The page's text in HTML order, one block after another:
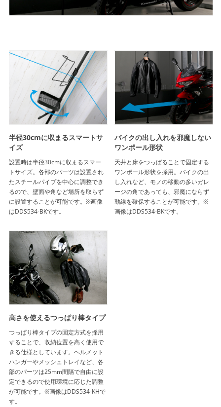
半径30cmに収まるスマートサ
イズ
設置時は半径30cmに収まるスマー
トサイズ。各部のパーツは設置され
たスチールパイプを中心に調整でき
るので、壁面や角など場所を取らず
に設置することが可能です。※画像
はDDS534-BKです。
バイクの出し入れを邪魔しない
ワンポール形状
天井と床をつっぱることで固定する
ワンポール形状を採用。バイクの出
し入れなど、モノの移動の多いガレ
ージの角であっても、邪魔にならず
動線を確保することが可能です。※
画像はDDS534-BKです。
高さを使えるつっぱり棒タイプ
つっぱり棒タイプの固定方式を採用
することで、収納位置を高く使用で
きる仕様としています。ヘルメット
ハンガーやメッシュトレイなど、各
部のパーツは25mm間隔で自由に設
定できるので使用環境に応じた調整
が可能です。※画像はDDS534-KHで
す。